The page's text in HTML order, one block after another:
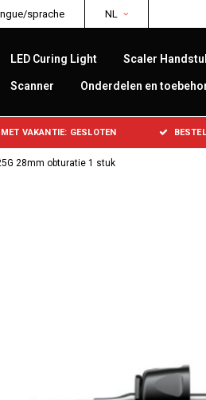
sprache NL
LED Curing Light Scaler
Scanner Onderdelen en
VAKANTIE: GESLOTEN
28mm obturatie 1 stuk